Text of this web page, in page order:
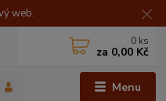
web.
Menu
0 ks
za 0,00 Kč